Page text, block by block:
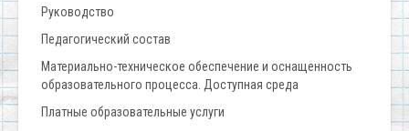
Руководство
Педагогический состав
Материально-техническое обеспечение и оснащенность
образовательного процесса. Доступная среда
Платные образовательные услуги